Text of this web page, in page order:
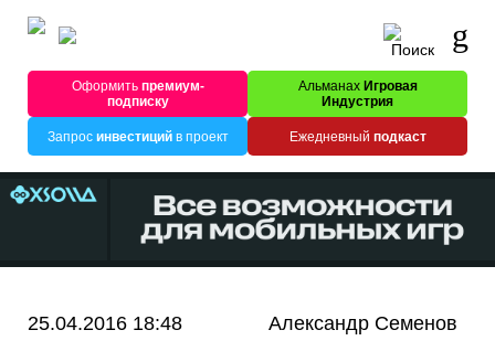
Оформитьпремиум-
подписку
Альманах Игровая
Индустрия
Запрос инвестицийв проект Ежедневный подкаст
25.04.2016 18:48 Александр Семенов